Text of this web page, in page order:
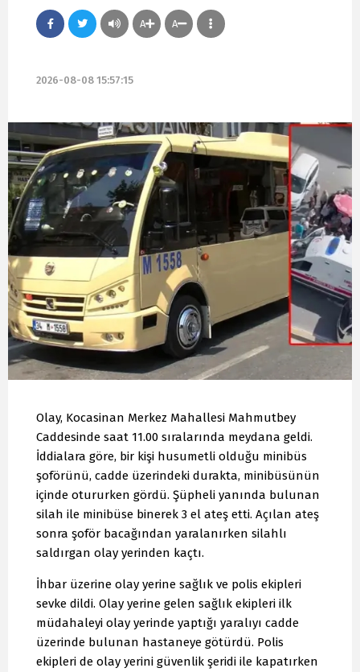
A A
2026-08-08 15:57:15
Olay, Kocasinan Merkez Mahallesi Mahmutbey
Caddesinde saat 11.00 sıralarında meydana geldi.
İddialara göre, bir kişi husumetli olduğu minibüs
şoförünü, cadde üzerindeki durakta, minibüsünün
içinde otururken gördü. Şüpheli yanında bulunan
silah ile minibüse binerek 3 el ateş etti. Açılan ateş
sonra şoför bacağından yaralanırken silahlı
saldırgan olay yerinden kaçtı.
İhbar üzerine olay yerine sağlık ve polis ekipleri
sevke dildi. Olay yerine gelen sağlık ekipleri ilk
müdahaleyi olay yerinde yaptığı yaralıyı cadde
üzerinde bulunan hastaneye götürdü. Polis
ekipleri de olay yerini güvenlik şeridi ile kapatırken